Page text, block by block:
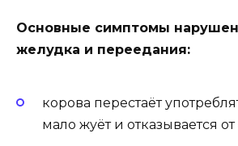
Основные симптомы
желудка и переедания:
корова перестаёт
мало жуёт и отказывается